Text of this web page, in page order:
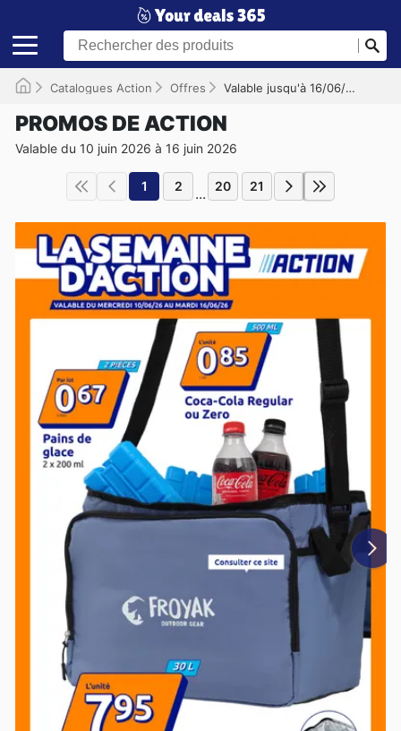
Catalogues Action Offres Valable jusqu'à 16/06/2026
PROMOS DE ACTION
Valable du 10 juin 2026 à 16 juin 2026
1 2 ... 20 21